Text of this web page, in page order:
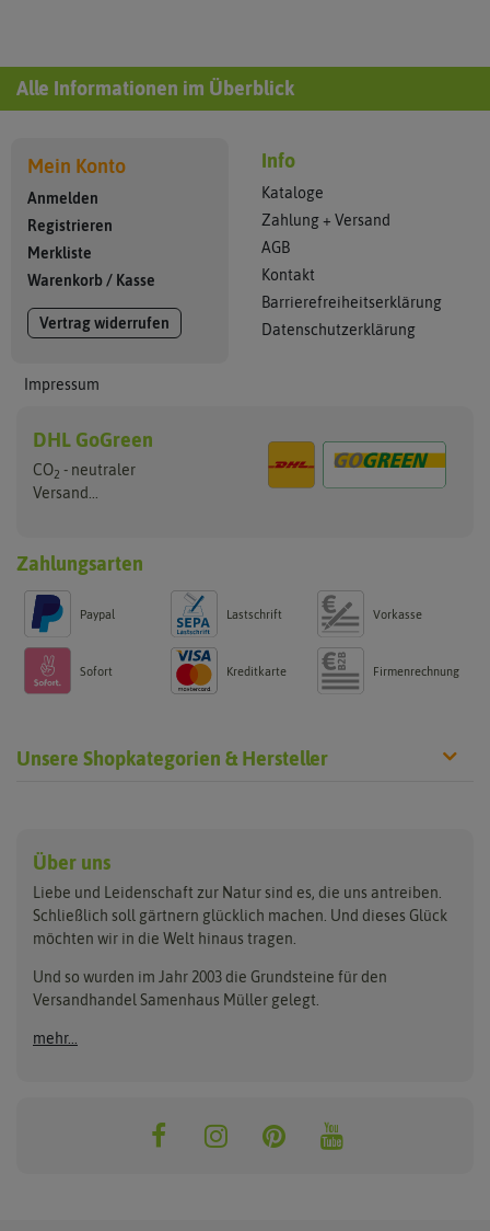
Alle Informationen im Überblick
Mein Konto
Anmelden
Registrieren
Merkliste
Warenkorb/ Kasse
Vertrag widerrufen
Impressum
Info
Kataloge
Zahlung + Versand
AGB
Kontakt
Barrierefreiheitserklärung
Datenschutzerklärung
DHL GoGreen
CO2 - neutraler
Versand...
Zahlungsarten
Paypal Lastschrift Vorkasse
Sofort Kreditkarte Firmenrechnung
Unsere Shopkategorien & Hersteller
Anzuchtschalen
Beleuchtung
Erdbeertürme
Folien, Vliese und Netze
Gartengeräte
Nützlinge & Nisthilfen
Keimsprossen
Saatgut für Werbezwecke
Samen-Sets
Gemüsesamen
Exotische Samen
Rasensamen
Benary
Buzzy Seeds
Clever Pots
Dürr-Samen
FLORTUS
Greenline
Grüne Oase
ReNatura Vogelwelt
Über uns
Liebe und Leidenschaft zur Natur sind es, die uns antreiben.
Schließlich soll gärtnern glücklich machen. Und dieses Glück
möchten wir in die Welt hinaus tragen.
Und so wurden im Jahr 2003 die Grundsteine für den
Versandhandel Samenhaus Müller gelegt.
mehr...